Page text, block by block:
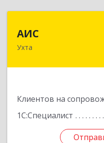
АИС
Ухта
Клиентов на
1С:Специалист
169310, Коми Респ,